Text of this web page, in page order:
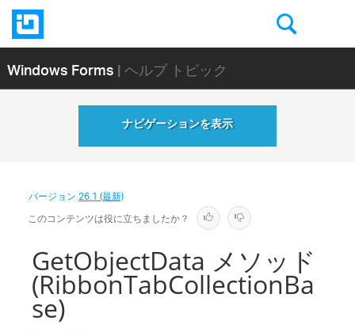
Windows Forms| ヘルプ トピック
ナビゲーションを表示
バージョン26.1 (最新)
このコンテンツは役に立ちましたか？
GetObjectData メソッド
(RibbonTabCollectionBa
se)